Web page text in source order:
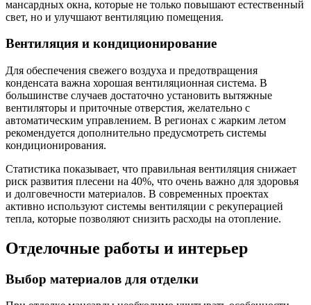
мансардных окна, которые не только повышают естественный
свет, но и улучшают вентиляцию помещения.
Вентиляция и кондиционирование
Для обеспечения свежего воздуха и предотвращения
конденсата важна хорошая вентиляционная система. В
большинстве случаев достаточно установить вытяжные
вентиляторы и приточные отверстия, желательно с
автоматическим управлением. В регионах с жарким летом
рекомендуется дополнительно предусмотреть системы
кондиционирования.
Статистика показывает, что правильная вентиляция снижает
риск развития плесени на 40%, что очень важно для здоровья
и долговечности материалов. В современных проектах
активно используют системы вентиляции с рекуперацией
тепла, которые позволяют снизить расходы на отопление.
Отделочные работы и интерьер
Выбор материалов для отделки